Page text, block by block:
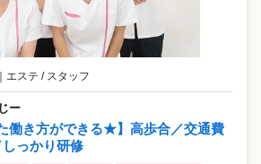
｜ エステ / スタッフ
ー
働き方ができる★】高歩合／交通費
っかり研修